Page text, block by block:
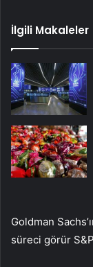
İlgili Makaleler
Goldman
süreci görür